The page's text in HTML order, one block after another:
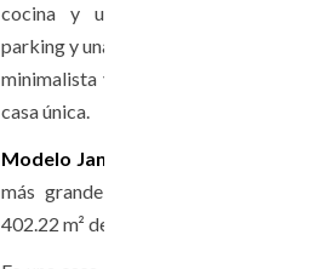
cocina y una lavandería. Tiene
parking y una piscina espectacular. Un
minimalista y elegante que la
casa única.
Modelo Janira
más grande de los cuatro,
402.22 m² de superficie total.